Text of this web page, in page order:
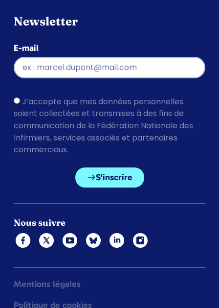
Newsletter
E-mail
J’accepte que mes données personnelles
soient collectées et transmises à des fins de
communication de la Fédération Nationale des
Infirmiers, services associés et partenaires
commerciaux.
S'inscrire
Nous suivre
Mentions légales
Politique de cookies